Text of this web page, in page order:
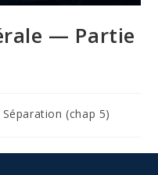
— Partie
Séparation (chap 5)